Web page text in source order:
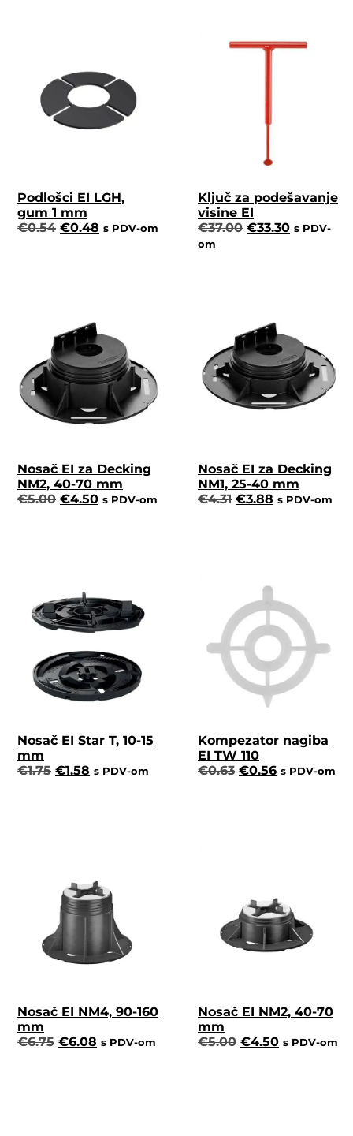
Podlošci EI LGH,
gum 1 mm
€0.54 €0.48 s PDV-om
Ključ za podešavanje
visine EI
€37.00 €33.30 s PDV-
om
Nosač EI za Decking
NM2, 40-70 mm
€5.00 €4.50 s PDV-om
Nosač EI za Decking
NM1, 25-40 mm
€4.31 €3.88 s PDV-om
Nosač EI Star T, 10-15
mm
€1.75 €1.58 s PDV-om
Kompezator nagiba
EI TW 110
€0.63 €0.56 s PDV-om
Nosač EI NM4, 90-160
mm
€6.75 €6.08 s PDV-om
Nosač EI NM2, 40-70
mm
€5.00 €4.50 s PDV-om